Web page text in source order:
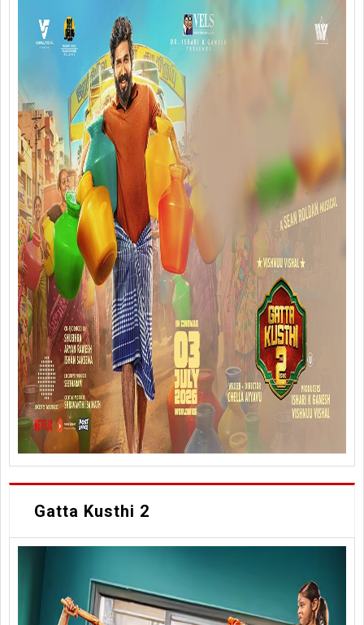
Gatta Kusthi 2